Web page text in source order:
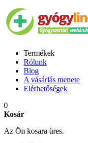
Termékek
Rólunk
Blog
A vásárlás menete
Elérhetőségek
0
Kosár
Az Ön kosara üres.